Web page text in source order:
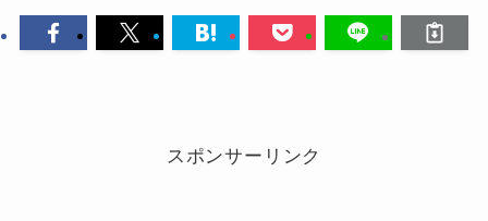
スポンサーリンク